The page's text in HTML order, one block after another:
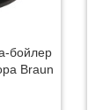
бойлер
Braun